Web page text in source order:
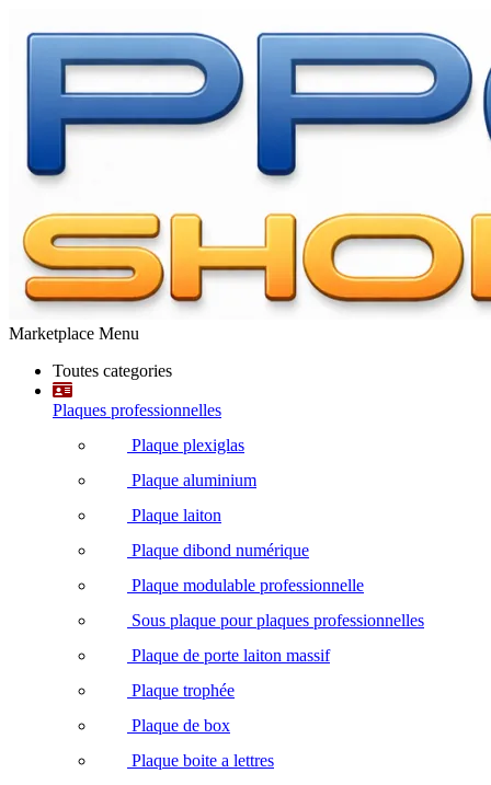
Marketplace Menu
Toutes categories
Plaques professionnelles
Plaque plexiglas
Plaque aluminium
Plaque laiton
Plaque dibond numérique
Plaque modulable professionnelle
Sous plaque pour plaques professionnelles
Plaque de porte laiton massif
Plaque trophée
Plaque de box
Plaque boite a lettres